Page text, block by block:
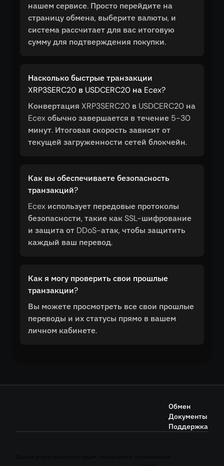
нашем сервисе. Просто перейдите на
страницу обмена, выберите валюты, и
система рассчитает для вас итоговую
сумму для подтверждения покупки.
Насколько быстрые транзакции
XRP3SERC20 в USDCERC20 на Ecex?
Конвертация XRP3SERC20 в USDCERC20 на
Ecex обычно завершается в течение 5-30
минут. Итоговая скорость зависит от
текущей загруженности сетей блокчейн.
Как вы обеспечиваете безопасность
транзакций?
Ecex использует передовые протоколы
безопасности, такие как SSL-шифрование
и защита от DDoS-атак, чтобы защитить
каждый ваш перевод.
Как я могу проверить свои прошлые
транзакции?
Вы можете просмотреть все свои прошлые
переводы и их статусы прямо в вашем
личном кабинете.
Обмен
Документы
Поддержка